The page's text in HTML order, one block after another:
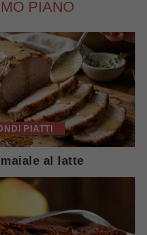
PIANO
PIATTI
al latte